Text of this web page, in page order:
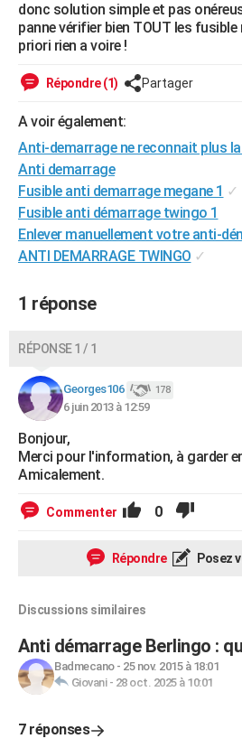
COPAINS D'AVANT
S'inscrire
Se connecter
Lycées
Collèges
Primaires
Universités
Entreprises
Service militaire
Avis de recherche
AVIS DE DÉCÈS
FORUM
Bricolage
Lifestyle
Culture
Sport
Auto
Television
Voyage
Cinema
donc solution simple et pas
panne vérifier bien TOUT les
priori rien a voire !
Répondre (1) Partager
A voir également:
Anti-demarrage ne reconnait plus
Anti demarrage
Fusible anti demarrage megane 1 ✓
Fusible anti démarrage twingo 1
Enlever manuellement votre anti-
ANTI DEMARRAGE TWINGO ✓
1 réponse
RÉPONSE 1 / 1
Georges106 178
6 juin 2013 à 12:59
Bonjour,
Merci pour l'information, à garder
Amicalement.
Commenter 0
Répondre Posez
Discussions similaires
Anti démarrage Berlingo :
Badmecano- 25 nov. 2015 à 18:01
Giovani- 28 oct. 2025 à 10:01
7 réponses